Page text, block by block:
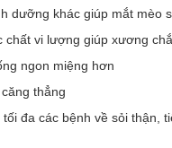
dưỡng khác giúp mắt mèo
vi lượng giúp xương
ngon miệng hơn
thẳng
đa các bệnh về sỏi thận,